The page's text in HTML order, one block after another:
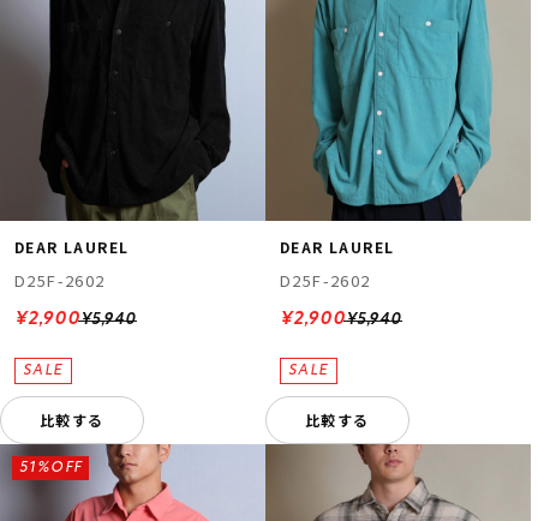
DEAR LAUREL
D25F-2602
¥5,940
¥2,900
比較する
DEAR LAUREL
D25F-2602
¥5,940
¥2,900
比較する
51%OFF